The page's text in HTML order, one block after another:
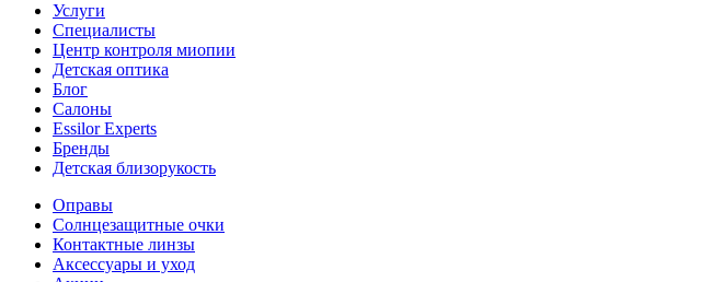
Услуги
Специалисты
Центр контроля миопии
Детская оптика
Блог
Салоны
Essilor Experts
Бренды
Детская близорукость
Оправы
Солнцезащитные очки
Контактные линзы
Аксессуары и уход